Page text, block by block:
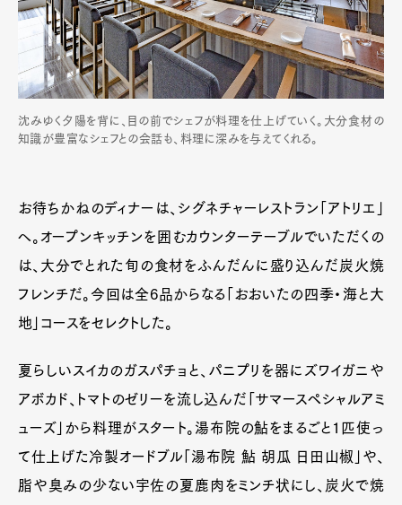
沈みゆく夕陽を背に、目の前でシェフが料理を仕上げていく。大分食材の
知識が豊富なシェフとの会話も、料理に深みを与えてくれる。
お待ちかねのディナーは、シグネチャーレストラン「アトリエ」
へ。オープンキッチンを囲むカウンターテーブルでいただくの
は、大分でとれた旬の食材をふんだんに盛り込んだ炭火焼
フレンチだ。今回は全6品からなる「おおいたの四季・海と大
地」コースをセレクトした。
夏らしいスイカのガスパチョと、パニプリを器にズワイガニや
アボカド、トマトのゼリーを流し込んだ「サマースペシャルアミ
ューズ」から料理がスタート。湯布院の鮎をまるごと1匹使っ
て仕上げた冷製オードブル「湯布院 鮎 胡瓜 日田山椒」や、
脂や臭みの少ない宇佐の夏鹿肉をミンチ状にし、炭火で焼